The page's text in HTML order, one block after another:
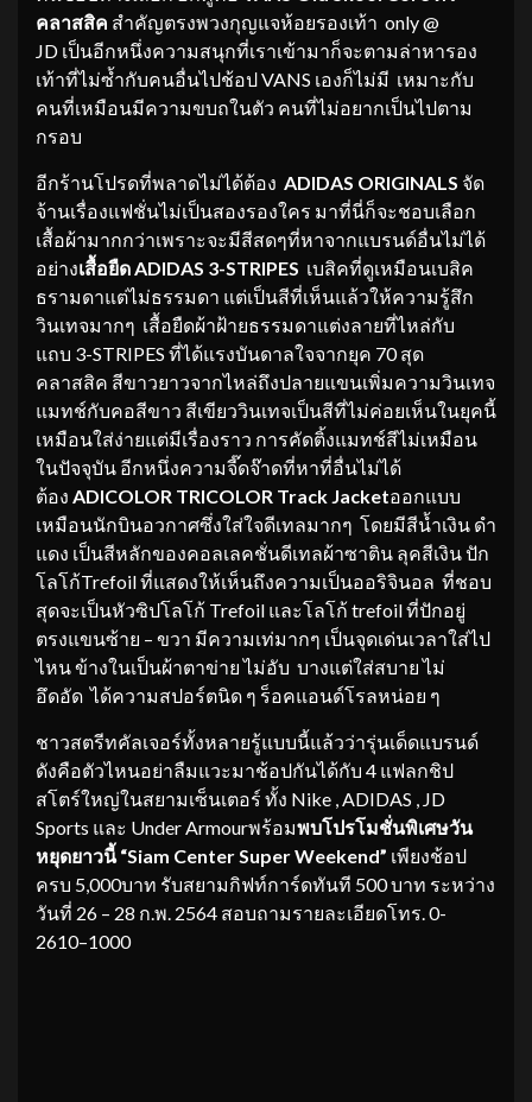
คลาสสิค สำคัญตรงพวงกุญแจห้อยรองเท้า only @
JD เป็นอีกหนึ่งความสนุกที่เราเข้ามาก็จะตามล่าหารอง
เท้าที่ไม่ซ้ำกับคนอื่นไปช้อป VANS เองก็ไม่มี เหมาะกับ
คนที่เหมือนมีความขบถในตัว คนที่ไม่อยากเป็นไปตาม
กรอบ
อีกร้านโปรดที่พลาดไม่ได้ต้อง ADIDAS ORIGINALS จัด
จ้านเรื่องแฟชั่นไม่เป็นสองรองใคร มาที่นี่ก็จะชอบเลือก
เสื้อผ้ามากกว่าเพราะจะมีสีสดๆที่หาจากแบรนด์อื่นไม่ได้
อย่างเสื้อยืด ADIDAS 3-STRIPES เบสิคที่ดูเหมือนเบสิค
ธรามดาแต่ไม่ธรรมดา แต่เป็นสีที่เห็นแล้วให้ความรู้สึก
วินเทจมากๆ เสื้อยืดผ้าฝ้ายธรรมดาแต่งลายที่ไหล่กับ
แถบ 3-STRIPES ที่ได้แรงบันดาลใจจากยุค 70 สุด
คลาสสิค สีขาวยาวจากไหล่ถึงปลายแขนเพิ่มความวินเทจ
แมทช์กับคอสีขาว สีเขียววินเทจเป็นสีที่ไม่ค่อยเห็นในยุคนี้
เหมือนใส่ง่ายแต่มีเรื่องราว การคัดติ้งแมทช์สีไม่เหมือน
ในปัจจุบัน อีกหนึ่งความจี๊ดจ๊าดที่หาที่อื่นไม่ได้
ต้อง ADICOLOR TRICOLOR Track Jacketออกแบบ
เหมือนนักบินอวกาศซึ่งใส่ใจดีเทลมากๆ โดยมีสีน้ำเงิน ดำ
แดง เป็นสีหลักของคอลเลคชั่นดีเทลผ้าซาติน ลุคสีเงิน ปัก
โลโก้Trefoil ที่แสดงให้เห็นถึงความเป็นออริจินอล ที่ชอบ
สุดจะเป็นหัวซิปโลโก้ Trefoil และโลโก้ trefoil ที่ปักอยู่
ตรงแขนซ้าย – ขวา มีความเท่มากๆ เป็นจุดเด่นเวลาใส่ไป
ไหน ข้างในเป็นผ้าตาข่าย ไม่อับ บางแต่ใส่สบาย ไม่
อึดอัด ได้ความสปอร์ตนิด ๆ ร็อคแอนด์โรลหน่อย ๆ
​ชาวสตรีทคัลเจอร์ทั้งหลายรู้แบบนี้แล้วว่ารุ่นเด็ดแบรนด์
ดังคือตัวไหนอย่าลืมแวะมาช้อปกันได้กับ 4 แฟลกชิป
สโตร์ใหญ่ในสยามเซ็นเตอร์ ทั้ง Nike , ADIDAS , JD
Sports และ Under Armourพร้อมพบโปรโมชั่นพิเศษวัน
หยุดยาวนี้ “Siam Center Super Weekend” เพียงช้อป
ครบ 5,000บาท รับสยามกิฟท์การ์ดทันที 500 บาท ระหว่าง
วันที่ 26 – 28 ก.พ. 2564 สอบถามรายละเอียดโทร. 0-
2610–1000